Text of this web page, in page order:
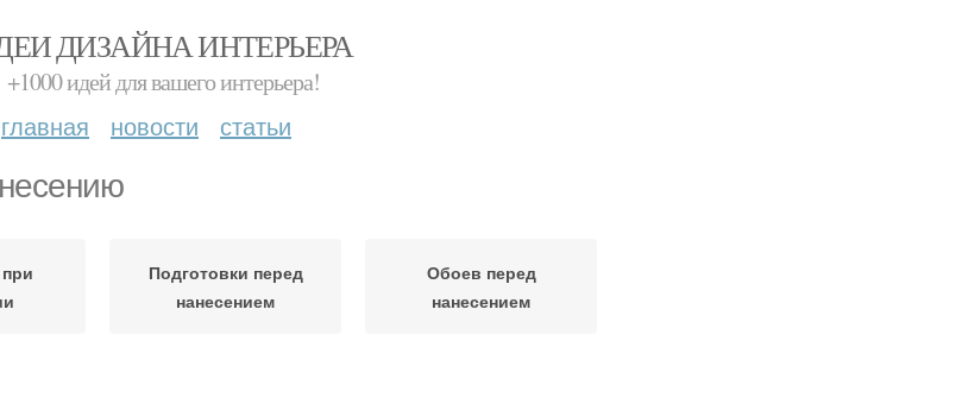
ДИЗАЙНА ИНТЕРЬЕРА
+1000 идей для вашего интерьера!
главная новости статьи
Подготовки перед
нанесением
Обоев перед
нанесением